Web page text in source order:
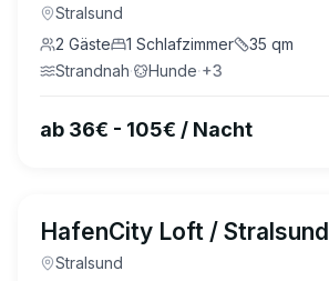
Stralsund
2 Gäste 1 Schlafzimmer 35 qm
Strandnah· Hunde·+3
ab 36€ - 105€ / Nacht
HafenCity Loft / Stralsund
Stralsund